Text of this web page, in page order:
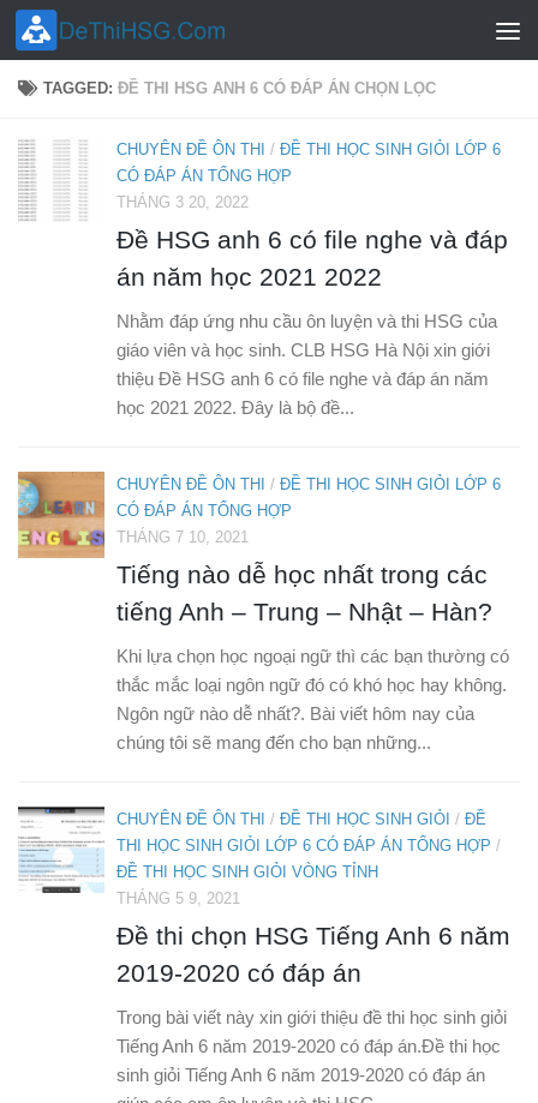
Skip to content
TAGGED:ĐỀ THI HSG ANH 6 CÓ ĐÁP ÁN CHỌN LỌC
CHUYÊN ĐỀ ÔN THI / ĐỀ THI HỌC SINH GIỎI LỚP 6
CÓ ĐÁP ÁN TỔNG HỢP
THÁNG 3 20, 2022
Đề HSG anh 6 có file nghe và đáp
án năm học 2021 2022
Nhằm đáp ứng nhu cầu ôn luyện và thi HSG của
giáo viên và học sinh. CLB HSG Hà Nội xin giới
thiệu Đề HSG anh 6 có file nghe và đáp án năm
học 2021 2022. Đây là bộ đề...
CHUYÊN ĐỀ ÔN THI / ĐỀ THI HỌC SINH GIỎI LỚP 6
CÓ ĐÁP ÁN TỔNG HỢP
THÁNG 7 10, 2021
Tiếng nào dễ học nhất trong các
tiếng Anh – Trung – Nhật – Hàn?
Khi lựa chọn học ngoại ngữ thì các bạn thường có
thắc mắc loại ngôn ngữ đó có khó học hay không.
Ngôn ngữ nào dễ nhất?. Bài viết hôm nay của
chúng tôi sẽ mang đến cho bạn những...
CHUYÊN ĐỀ ÔN THI / ĐỀ THI HỌC SINH GIỎI / ĐỀ
THI HỌC SINH GIỎI LỚP 6 CÓ ĐÁP ÁN TỔNG HỢP /
ĐỀ THI HỌC SINH GIỎI VÒNG TỈNH
THÁNG 5 9, 2021
Đề thi chọn HSG Tiếng Anh 6 năm
2019-2020 có đáp án
Trong bài viết này xin giới thiệu đề thi học sinh giỏi
Tiếng Anh 6 năm 2019-2020 có đáp án.Đề thi học
sinh giỏi Tiếng Anh 6 năm 2019-2020 có đáp án